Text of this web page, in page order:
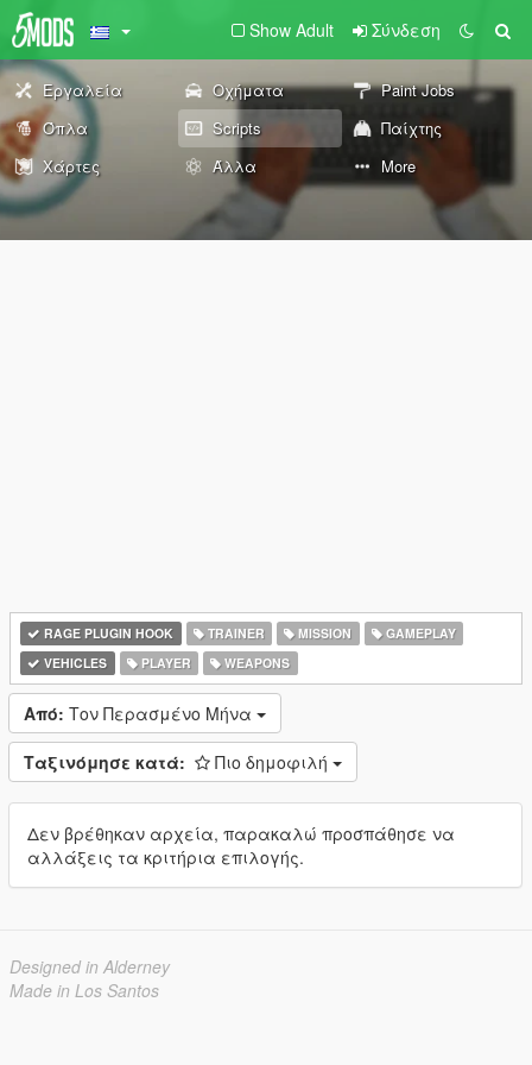
Show Adult Σύνδεση
Εργαλεία Οχήματα
Paint Jobs
Όπλα
Scripts
Παίχτης
Χάρτες
Άλλα More
RAGE PLUGIN HOOK TRAINER MISSION
GAMEPLAY
VEHICLES
PLAYER WEAPONS
Από: Τον Περασμένο Μήνα
Ταξινόμησε κατά: Πιο δημοφιλή
Δεν βρέθηκαν αρχεία, παρακαλώ προσπάθησε να
αλλάξεις τα κριτήρια επιλογής.
Designed in Alderney
Made in Los Santos